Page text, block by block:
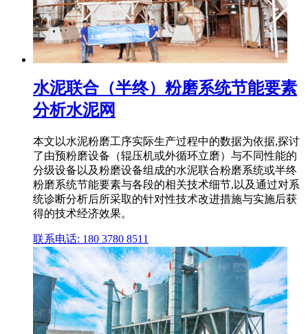
水泥联合（半终）粉磨系统节能要素
分析水泥网
本文以水泥粉磨工序实际生产过程中的数据为依据,探讨
了由预粉磨设备（辊压机或外循环立磨）与不同性能的
分级设备以及粉磨设备组成的水泥联合粉磨系统或半终
粉磨系统节能要素与各段的相关技术细节,以及通过对系
统诊断分析后所采取的针对性技术改进措施与实施后获
得的技术经济效果。
联系电话: 180 3780 8511